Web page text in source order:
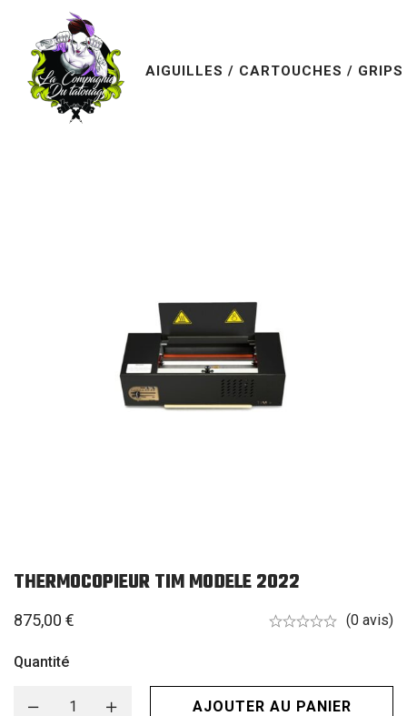
AIGUILLES / CARTOUCHES / GRIPS
THERMOCOPIEUR TIM MODELE 2022
875,00 € (0 avis)
Quantité
AJOUTER AU PANIER